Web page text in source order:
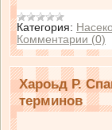
Категория:
Комментарии (0)
Хароьд Р.
терминов